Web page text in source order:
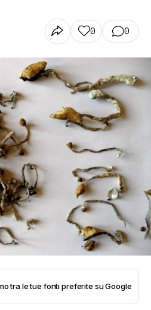
0 0
tra le tue fonti preferite su Google